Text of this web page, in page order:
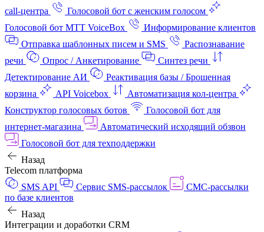
call-центра
Голосовой бот с женским голосом
Голосовой бот МТТ VoiceBox
Информирование клиентов
Отправка шаблонных писем и SMS
Распознавание
речи
Опрос / Анкетирование
Синтез речи
Детектирование АИ
Реактивация базы / Брошенная
корзина
API Voicebox
Автоматизация кол‑центра
Конструктор голосовых ботов
Голосовой бот для
интернет‑магазина
Автоматический исходящий обзвон
Голосовой бот для техподдержки
Назад
Telecom платформа
SMS API
Сервис SMS-рассылок
СМС-рассылки
по базе клиентов
Назад
Интеграции и доработки CRM